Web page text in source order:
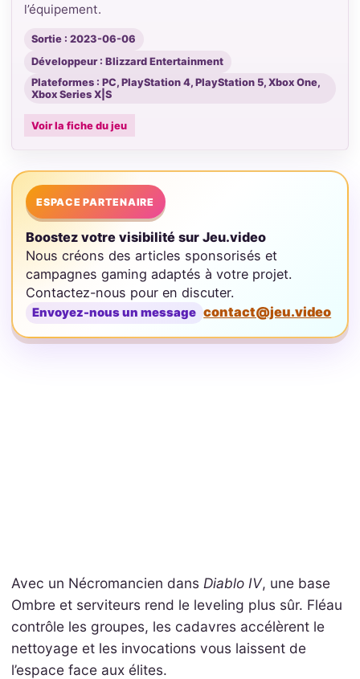
l’équipement.
Sortie : 2023-06-06
Développeur : Blizzard Entertainment
Plateformes : PC, PlayStation 4, PlayStation 5, Xbox One,
Xbox Series X|S
Voir la fiche du jeu
ESPACE PARTENAIRE
Boostez votre visibilité sur Jeu.video
Nous créons des articles sponsorisés et
campagnes gaming adaptés à votre projet.
Contactez-nous pour en discuter.
Envoyez-nous un message contact@jeu.video
Avec un Nécromancien dans Diablo IV, une base
Ombre et serviteurs rend le leveling plus sûr. Fléau
contrôle les groupes, les cadavres accélèrent le
nettoyage et les invocations vous laissent de
l’espace face aux élites.